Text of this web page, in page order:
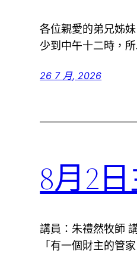
各位親愛的弟兄姊
少到中午十二時，
26 7 月, 2026
8月2
講員：朱禮然牧師
「有一個財主的管